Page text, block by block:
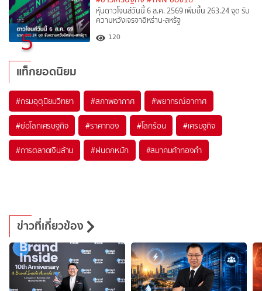
5
หุ้นดาวโจนส์วันนี้ 6 ส.ค. 2569 เพิ่มขึ้น 263.24 จุด รับ
ความหวังเจรจาอิหร่าน-สหรัฐ
120
แท็กยอดนิยม
#กรมอุตุนิยมวิทยา #สภาพอากาศ #พยากรณ์อากาศ
#ย่อโลกเศรษฐกิจ #ราคาทอง #โลกร้อน #เศรษฐกิจ
#การตลาดเงินล้าน #ฝนตกหนัก #สมาคมค้าทองคำ
ข่าวที่เกี่ยวข้อง